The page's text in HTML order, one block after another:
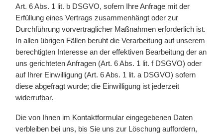
Art. 6 Abs. 1 lit. b DSGVO, sofern Ihre Anfrage mit der
Erfüllung eines Vertrags zusammenhängt oder zur
Durchführung vorvertraglicher Maßnahmen erforderlich ist.
In allen übrigen Fällen beruht die Verarbeitung auf unserem
berechtigten Interesse an der effektiven Bearbeitung der an
uns gerichteten Anfragen (Art. 6 Abs. 1 lit. f DSGVO) oder
auf Ihrer Einwilligung (Art. 6 Abs. 1 lit. a DSGVO) sofern
diese abgefragt wurde; die Einwilligung ist jederzeit
widerrufbar.
Die von Ihnen im Kontaktformular eingegebenen Daten
verbleiben bei uns, bis Sie uns zur Löschung auffordern,